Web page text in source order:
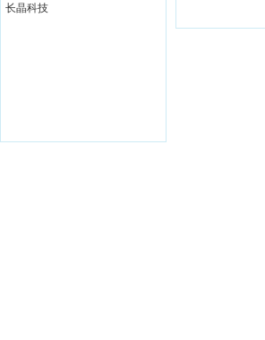
长晶科技